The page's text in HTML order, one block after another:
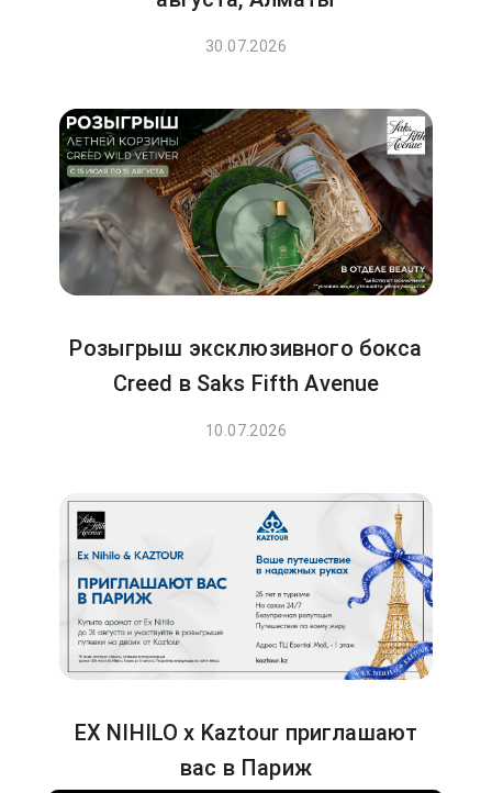
30.07.2026
Розыгрыш эксклюзивного бокса
Creed в Saks Fifth Avenue
10.07.2026
EX NIHILO x Kaztour приглашают
вас в Париж